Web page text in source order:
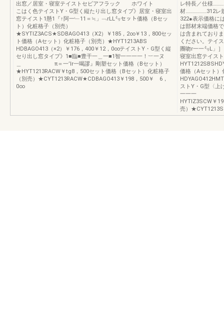
出窓／居室・寝室テイストセビアフラック ホワイト
こはく色テイストY・G型く縦たり出し窓タイプ》居室・寝室出
窓テイスト1懸1『↑阿一﹂11＝≒」﹁rLL㍉セット価格（Bセッ
ト）化粧格子（別売）
★SYTIZ3ACS★SDBAGO413（X2）￥185，2∞￥13，800セッ
ト価格（Aセット）化粧格子（別売）★HYT1213ABS
HDBAGO413（×2）￥176，400￥12，0∞テイストY・G型く縦
セり出し窓タイプ》1■臨■豊干一＿一■1智一一一一！︸一ヌ
＿ π＝一’Ir一喝謬』剛塑セット価格（Bセット）
★HYT1213RACW￥tg8，500セット価格（Bセット）化粧格子
（別売）★CYT1213RACW★CDBAGO413￥198，500￥ 6，
0∞
レ特長／仕様
材………………312レ
322●表示価格に
は部材末端価格
は含まれており
ください。テイ
團吻r一一㍉L」
寝室出窓テイス
価格（Aセット）
ストY・G型
一一一 【セ
HYTIZ3SCW￥
売）